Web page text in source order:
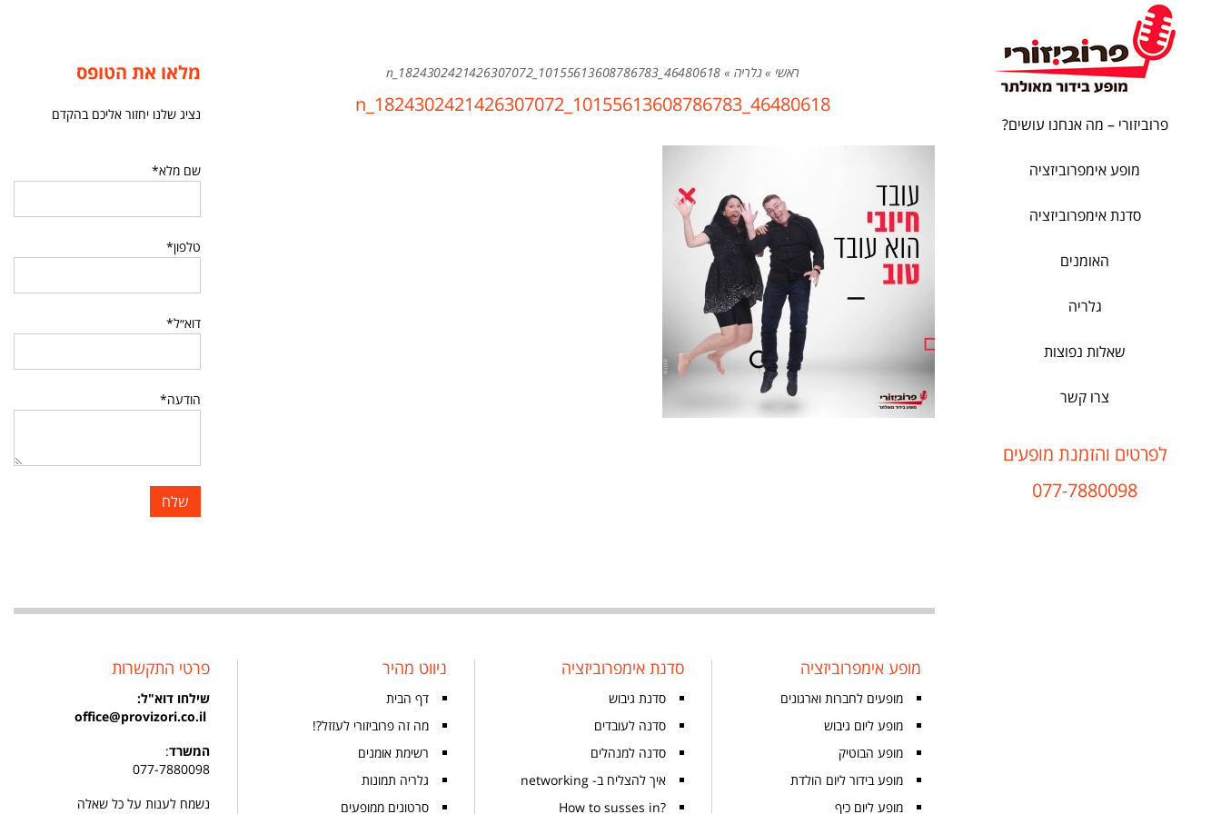
פרוביזורי – מה אנחנו עושים?
מופע אימפרוביזציה
סדנת אימפרוביזציה
האומנים
גלריה
שאלות נפוצות
צרו קשר
לפרטים והזמנת מופעים
077-7880098
ראשי » גלריה »
46480618_10155613608786783_1824302421426307072_n
46480618_10155613608786783_1824302421426307072_n
מלאו את הטופס
נציג שלנו יחזור אליכם בהקדם
שם מלא*
טלפון*
דוא״ל*
הודעה*
מופע אימפרוביזציה
מופעים לחברות וארגונים
מופע ליום גיבוש
מופע הבוטיק
מופע בידור ליום הולדת
מופע ליום כיף
סדנת אימפרוביזציה
סדנת גיבוש
סדנה לעובדים
סדנה למנהלים
איך להצליח ב- networking
?How to susses in
ניווט מהיר
דף הבית
מה זה פרוביזורי לעזזל?!
רשימת אומנים
גלריה תמונות
סרטונים ממופעים
פרטי התקשרות
שילחו דוא"ל:
office@provizori.co.il
המשרד:
077-7880098
נשמח לענות על כל שאלה